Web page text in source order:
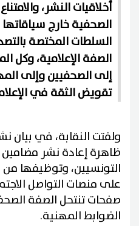
أخلاقيات النشر،
الصحفية خارج سياقاتها
السلطات المختصة
الصفة الإعلامية، وكل
إلى الصحفيين وإلى
تقويض الثقة في
ولفتت النقابة، في بيان
ظاهرة إعادة نشر
التونسيين، وتوظيفها
على منصات التواصل
صفحات تنتحل الصفة
الضوابط المهنية.